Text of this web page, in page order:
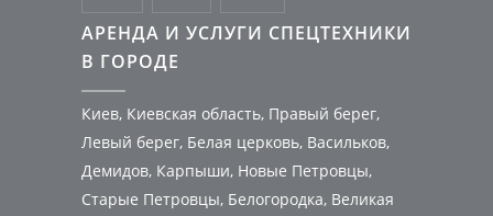
АРЕНДА И УСЛУГИ СПЕЦТЕХНИКИ
В ГОРОДЕ
Киев, Киевская область, Правый берег,
Левый берег, Белая церковь, Васильков,
Демидов, Карпыши, Новые Петровцы,
Старые Петровцы, Белогородка, Великая